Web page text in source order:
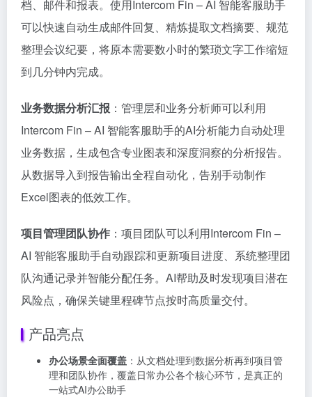
档、邮件和报表。使用Intercom Fin – AI 智能客服助手
可以快速自动生成邮件回复、精炼提取文档摘要、规范
整理会议纪要，将原本需要数小时的繁琐文字工作缩短
到几分钟内完成。
业务数据分析汇报 ：管理层和业务分析师可以利用
Intercom Fin – AI 智能客服助手的AI分析能力自动处理
业务数据，生成包含专业图表和深度洞察的分析报告。
从数据导入到报告输出全程自动化，告别手动制作
Excel图表的低效工作。
项目管理团队协作 ：项目团队可以利用Intercom Fin –
AI 智能客服助手自动跟踪和更新项目进度、系统整理团
队沟通记录并智能分配任务。AI帮助及时发现项目潜在
风险点，确保关键里程碑节点按时高质量交付。
产品亮点
办公场景全面覆盖 ：从文档处理到数据分析再到项目管
理和团队协作，覆盖日常办公各个核心环节，是真正的
一站式AI办公助手